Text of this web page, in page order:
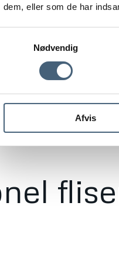
dem, eller som de har
Nødvendig
Afvis